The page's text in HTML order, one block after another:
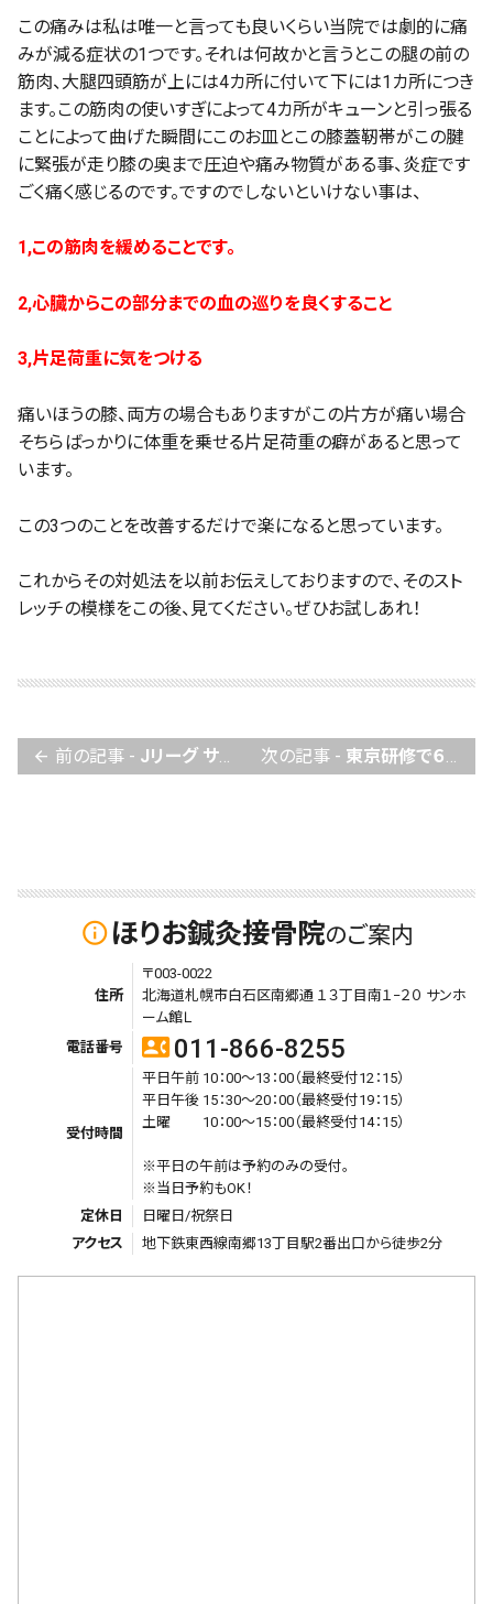
この痛みは私は唯一と言っても良いくらい当院では劇的に痛
みが減る症状の1つです。それは何故かと言うとこの腿の前の
筋肉、大腿四頭筋が上には4カ所に付いて下には1 カ所につき
ます。この筋肉の使いすぎによって4カ所がキューンと引っ張る
ことによって曲げた瞬間にこのお皿とこの膝蓋靭帯がこの腱
に緊張が走り膝の奥まで圧迫や痛み物質がある事、炎症です
ごく痛く感じるのです。ですのでしないといけない事は、
1,この筋肉を緩めることです。
2,心臓からこの部分までの血の巡りを良くすること
3,片足荷重に気をつける
痛いほうの膝、両方の場合もありますがこの片方が痛い場合
そちらばっかりに体重を乗せる片足荷重の癖があると思って
います。
この3つのことを改善するだけで楽になると思っています。
これからその対処法を以前お伝えしておりますので、そのスト
レッチの模様をこの後、見てください。ぜひお試しあれ！
arrow_back 前の記事 - Jリーグ サンフレッチェ広島 森保一監督に影響受けているんです！ 次の記事 - 東京研修で６時間も座り続けるために堀尾がしている対処とは
info_outlineほりお鍼灸接骨院のご案内
住所
〒003-0022
北海道札幌市白石区南郷通 １３丁目南１−２０ サンホ
ーム館Ｌ
電話番号
contact_phone 011-866-8255
受付時間
平日午前 10：00～13：00（最終受付12：15）
平日午後 15：30～20：00（最終受付19：15）
土曜 10：00～15：00（最終受付14：15）
※平日の午前は予約のみの受付。
※当日予約もOK！
定休日
日曜日/祝祭日
アクセス
地下鉄東西線南郷13丁目駅2番出口から徒歩2分